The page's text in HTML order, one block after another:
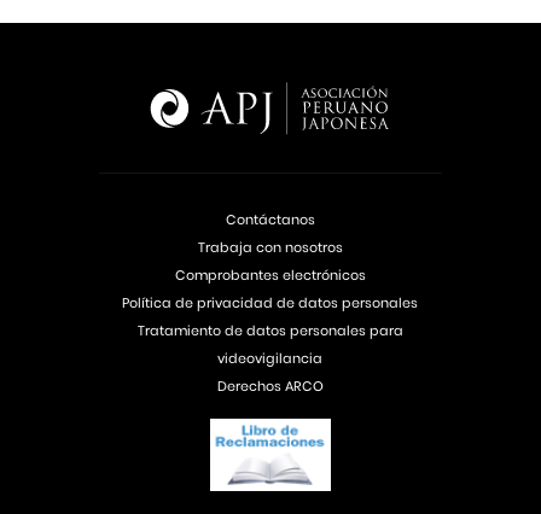
Contáctanos
Trabaja con nosotros
Comprobantes electrónicos
Política de privacidad de datos personales
Tratamiento de datos personales para
videovigilancia
Derechos ARCO